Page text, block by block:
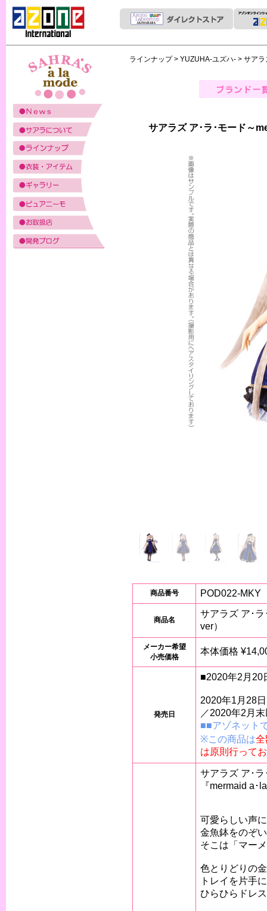
ラインナップ> YUZUHA-ユズハ- > サア
サアラズ ア･ラ･モード～
商品番号 POD022-MKY
商品名
サアラズ ア･
ver）
メーカー希望
小売価格
本体価格
発売日
■2020年2月20
2020年1月28
／2020年2月
■■アゾネット
※この商品は全
は原則行って
サアラズ ア･
『mermaid a･
可愛らしい声
金魚鉢をのぞ
そこは「マー
色とりどりの
トレイを片手
ひらひらドレ